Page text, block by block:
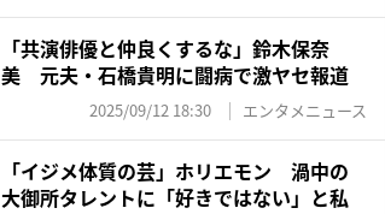
「共演俳優と仲良くするな」鈴木保奈
美 元夫・石橋貴明に闘病で激ヤセ報道
2025/09/12 18:30 エンタメニュース
「イジメ体質の芸」ホリエモン 渦中の
大御所タレントに「好きではない」と私